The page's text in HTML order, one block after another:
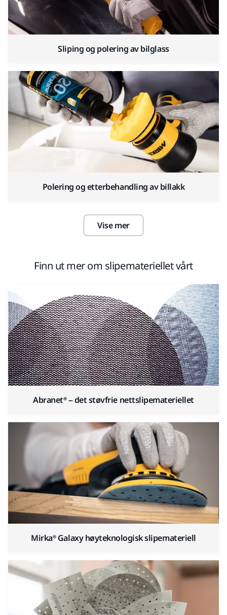
Sliping og polering av bilglass
Polering og etterbehandling av billakk
Vise mer
Finn ut mer om slipemateriellet vårt
Abranet® – det støvfrie nettslipemateriellet
Mirka® Galaxy høyteknologisk slipemateriell